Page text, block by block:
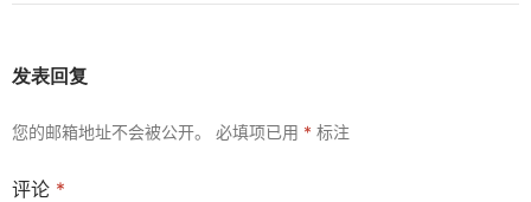
发表回复
您的邮箱地址不会被公开。 必填项已用 * 标注
评论 *